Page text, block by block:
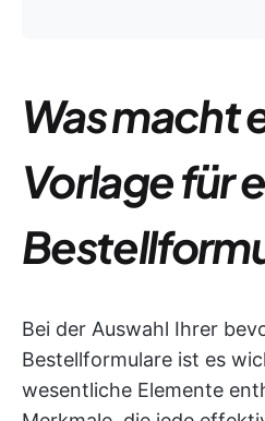
Was macht
Vorlage für
Bei der Auswahl Ihrer
Bestellformulare ist es
wesentliche Elemente